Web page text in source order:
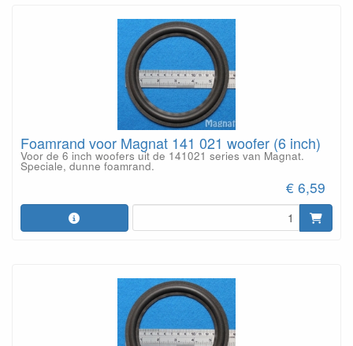
Foamrand voor Magnat 141 021 woofer (6 inch)
Voor de 6 inch woofers uit de 141021 series van Magnat.
Speciale, dunne foamrand.
€ 6,59